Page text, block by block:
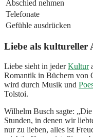
Abschied nehmen
Telefonate
Gefühle ausdrücken
Liebe als kultureller
Liebe sieht in jederKultur
Romantik in Büchern von
wird durch Musik und
Tolstoi.
Wilhelm Busch sagte:
Stunden, in denen wir
nur zu lieben, alles ist